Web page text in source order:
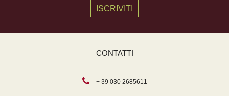
ISCRIVITI
CONTATTI
+ 39 030 2685611